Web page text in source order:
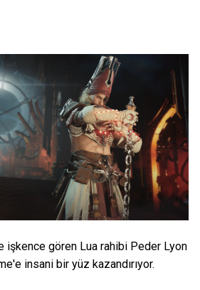
işkence gören Lua rahibi Peder Lyon
insani bir yüz kazandırıyor.